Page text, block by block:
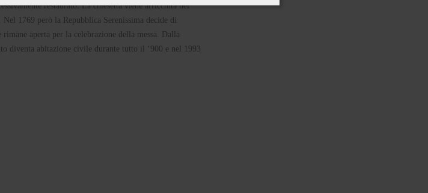
restaurato. La chiesetta viene arricchita nel
1769 però la Repubblica Serenissima decide di
aperta per la celebrazione della messa. Dalla
diventa abitazione civile durante tutto il ‘900 e nel 1993